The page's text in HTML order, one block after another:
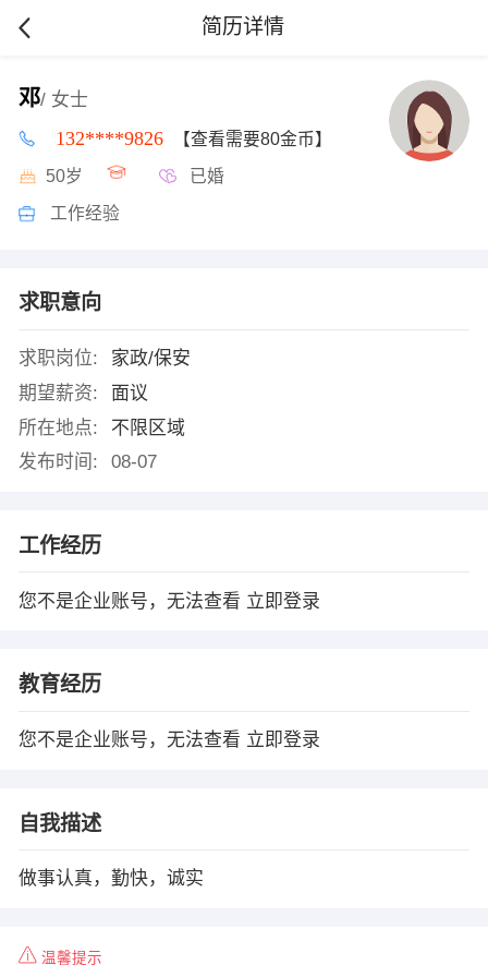
简历详情
邓/ 女士
132****9826 【查看需要80金币】
50岁 已婚
工作经验
求职意向
求职岗位:
家政/保安
期望薪资:
面议
所在地点:
不限区域
发布时间:
08-07
工作经历
您不是企业账号，无法查看 立即登录
教育经历
您不是企业账号，无法查看 立即登录
自我描述
做事认真，勤快，诚实
温馨提示